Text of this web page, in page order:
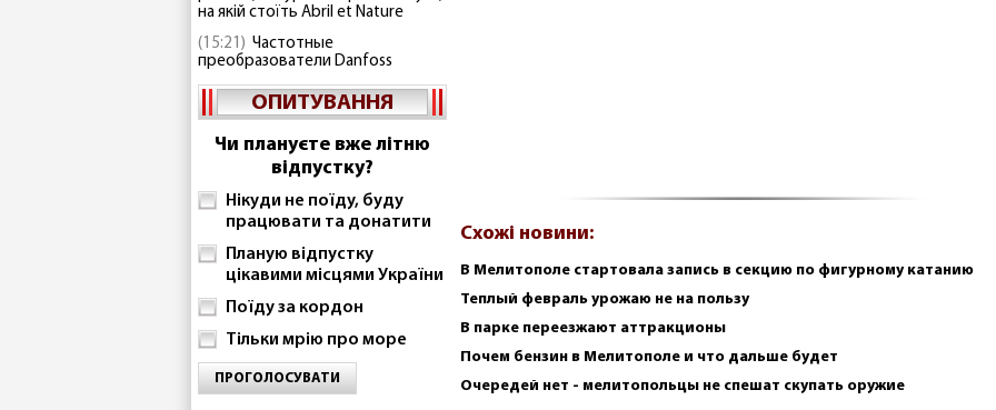
на якій стоїть Abril et Nature
(15:21) Частотные
преобразователи Danfoss
ОПИТУВАННЯ
Чи плануєте вже літню
відпустку?
Нікуди не поїду, буду
працювати та донатити
Планую відпустку
цікавими місцями України
Поїду за кордон
Тільки мрію про море
ПРОГОЛОСУВАТИ
Схожі новини:
В Мелитополе стартовала запись в секцию по фигурному катанию
Теплый февраль урожаю не на пользу
В парке переезжают аттракционы
Почем бензин в Мелитополе и что дальше будет
Очередей нет - мелитопольцы не спешат скупать оружие